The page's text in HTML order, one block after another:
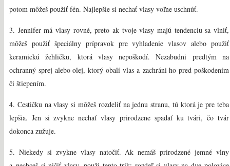
potom môžeš použiť fén. Najlepšie si nechať vlasy voľne uschnúť.
3. Jennifer má vlasy rovné, preto ak tvoje vlasy majú tendenciu sa vlniť,
môžeš použiť špeciálny prípravok pre vyhladenie vlasov alebo použiť
keramickú žehličku, ktorá vlasy nepoškodí. Nezabudni predtým na
ochranný sprej alebo olej, ktorý obalí vlas a zachráni ho pred poškodením
či štiepením.
4. Cestičku na vlasy si môžeš rozdeliť na jednu stranu, tú ktorá je pre teba
lepšia. Jen si zvykne nechať vlasy prirodzene spadať ku tvári, čo tvár
dokonca zužuje.
5. Niekedy si zvykne vlasy natočiť. Ak nemáš prirodzené jemné vlny